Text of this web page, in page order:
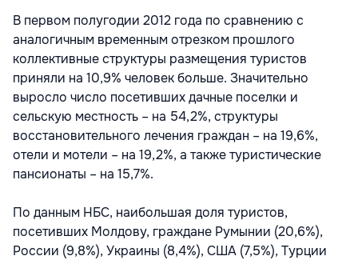
В первом полугодии 2012 года по сравнению с
аналогичным временным отрезком прошлого
коллективные структуры размещения туристов
приняли на 10,9% человек больше. Значительно
выросло число посетивших дачные поселки и
сельскую местность – на 54,2%, структуры
восстановительного лечения граждан – на 19,6%,
отели и мотели – на 19,2%, а также туристические
пансионаты – на 15,7%.
По данным НБС, наибольшая доля туристов,
посетивших Молдову, граждане Румынии (20,6%),
России (9,8%), Украины (8,4%), США (7,5%), Турции